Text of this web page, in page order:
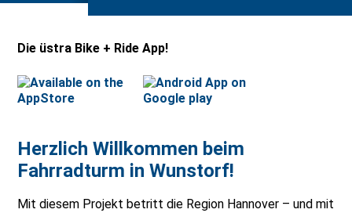
Die üstra Bike + Ride App!
Herzlich Willkommen beim
Fahrradturm in Wunstorf!
Mit diesem Projekt betritt die Region Hannover – und mit